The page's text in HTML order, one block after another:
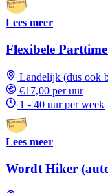
Lees meer
Flexibele
Landelijk (dus ook
€17,00 per uur
1 - 40 uur per week
Lees meer
Wordt Hiker